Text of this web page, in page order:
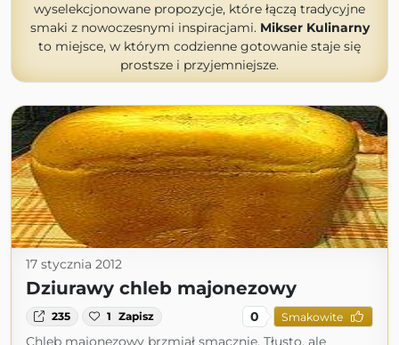
wyselekcjonowane propozycje, które łączą tradycyjne
smaki z nowoczesnymi inspiracjami. Mikser Kulinarny
to miejsce, w którym codzienne gotowanie staje się
prostsze i przyjemniejsze.
17 stycznia 2012
Dziurawy chleb majonezowy
235 1 Zapisz 0 Smakowite
Chleb majonezowy brzmiał smacznie. Tłusto, ale